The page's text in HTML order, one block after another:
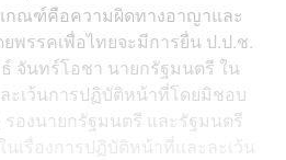
กณฑ์คือความผิดทางอาญาและ
พรรคเพื่อไทยจะมีการยื่น ป.ป.ช.
จันทร์โอชา นายกรัฐมนตรี ใน
ะเว้นการปฏิบัติหน้าที่โดยมิชอบ
องนายกรัฐมนตรี และรัฐมนตรี
เรื่องการปฏิบัติหน้าที่และละเว้น